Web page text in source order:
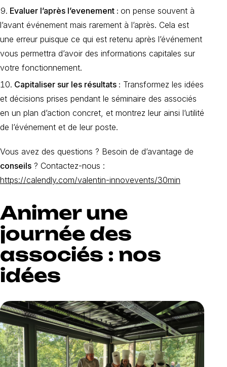
Evaluer l’après l’evenement : on pense souvent à
l’avant événement mais rarement à l’après. Cela est
une erreur puisque ce qui est retenu après l’événement
vous permettra d’avoir des informations capitales sur
votre fonctionnement.
Capitaliser sur les résultats : Transformez les idées
et décisions prises pendant le séminaire des associés
en un plan d’action concret, et montrez leur ainsi l’utilité
de l’événement et de leur poste.
Vous avez des questions ? Besoin de d’avantage de
conseils ? Contactez-nous :
https://calendly.com/valentin-innovevents/30min
Animer une
journée des
associés : nos
idées